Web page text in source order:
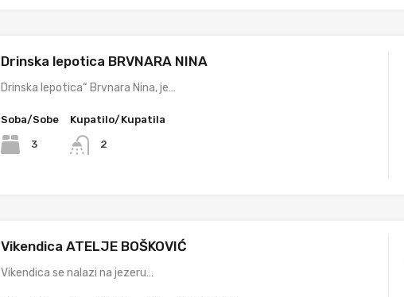
Drinska lepotica BRVNARA NINA
Drinska lepotica“ Brvnara Nina, je…
Soba/Sobe
3
Kupatilo/Kupatila
2
Vikendica ATELJE BOŠKOVIĆ
Vikendica se nalazi na jezeru…